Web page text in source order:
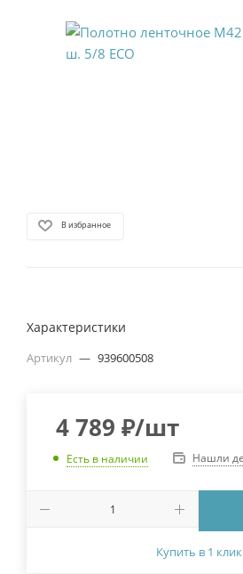
В избранное
Характеристики
Артикул — 939600508
4 789 ₽/шт
Есть в наличии Нашли
Купить в 1 клик